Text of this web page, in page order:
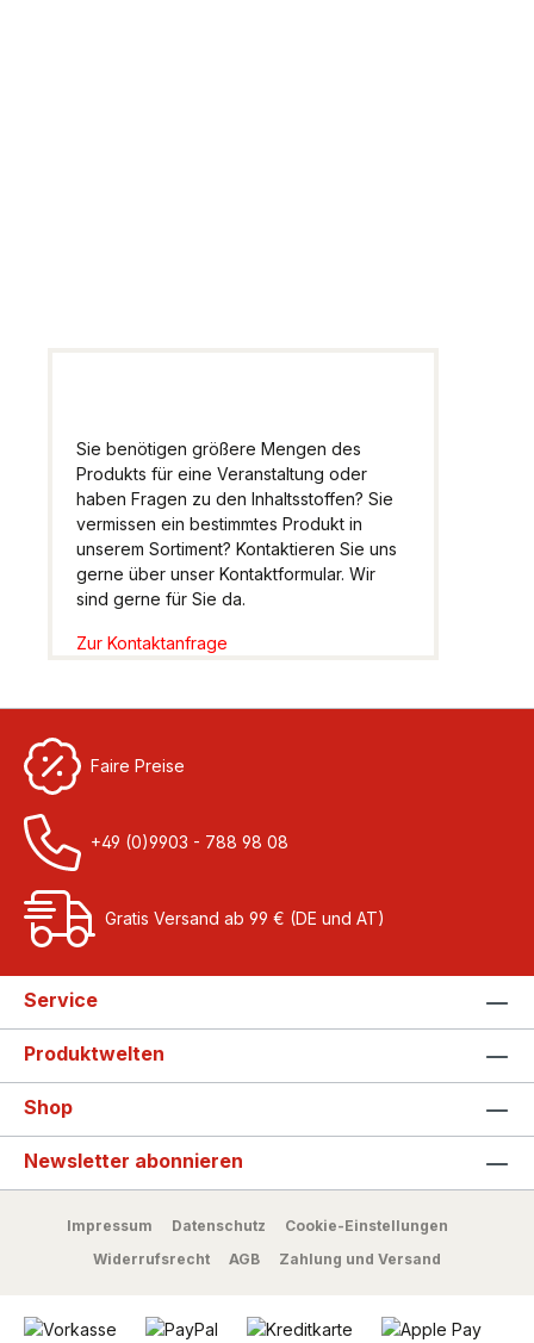
Sie benötigen größere Mengen des
Produkts für eine Veranstaltung oder
haben Fragen zu den Inhaltsstoffen? Sie
vermissen ein bestimmtes Produkt in
unserem Sortiment? Kontaktieren Sie uns
gerne über unser Kontaktformular. Wir
sind gerne für Sie da.
Zur Kontaktanfrage
Faire Preise
+49 (0)9903 - 788 98 08
Gratis Versand ab 99 € (DE und AT)
Service
Produktwelten
Shop
Newsletter abonnieren
Impressum Datenschutz
Cookie-Einstellungen
Widerrufsrecht
AGB Zahlung und Versand